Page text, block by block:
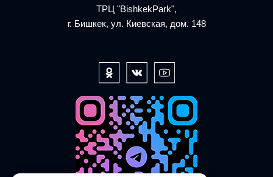
ТРЦ "BishkekPark",
г. Бишкек, ул. Киевская, дом. 148